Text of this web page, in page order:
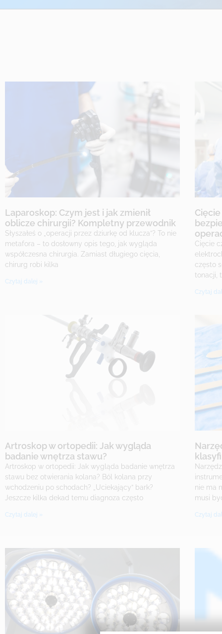
Laparoskop: Czym jest i jak zmienił
oblicze chirurgii? Kompletny przewodnik
Słyszałeś o „operacji przez dziurkę od klucza”? To nie
metafora – to dosłowny opis tego, jak wygląda
współczesna chirurgia. Zamiast długiego cięcia,
chirurg robi kilka
Czytaj dalej »
Cięcie
często
tonacji,
Czytaj
Artroskop w ortopedii: Jak wygląda
badanie wnętrza stawu?
Artroskop w ortopedii: Jak wygląda badanie wnętrza
stawu bez otwierania kolana? Ból kolana przy
wchodzeniu po schodach? „Uciekający” bark?
Jeszcze kilka dekad temu diagnoza często
Czytaj dalej »
nie ma
musi
Czytaj